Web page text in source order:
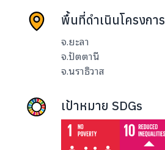
พื้นที่ดำเนินโครงการ
จ.ยะลา
จ.ปัตตานี
จ.นราธิวาส
เป้าหมาย SDGs